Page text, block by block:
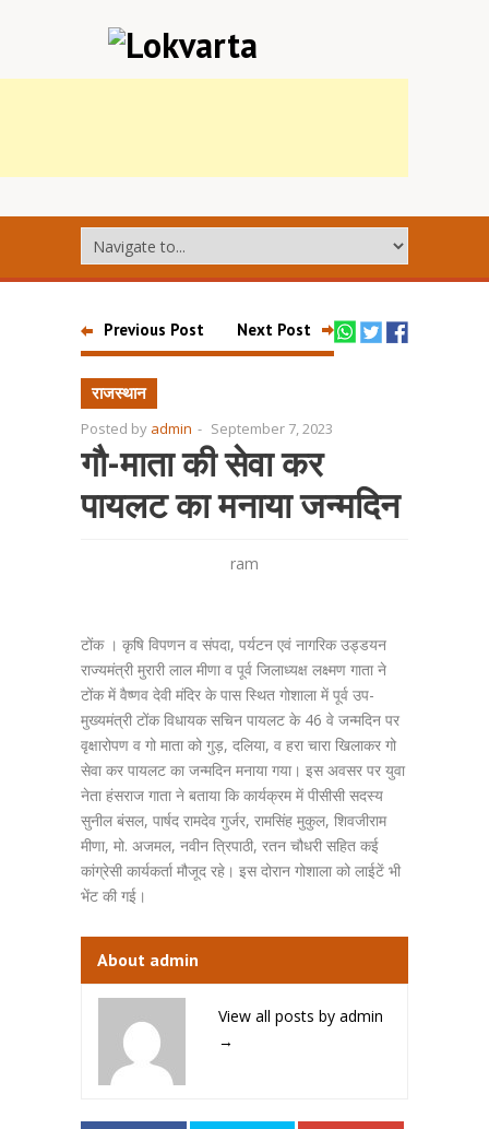
Previous Post Next Post
राजस्थान
Posted by admin - September 7, 2023
गौ-माता की सेवा कर
पायलट का मनाया जन्मदिन
ram
टोंक । कृषि विपणन व संपदा, पर्यटन एवं नागरिक उड्डयन
राज्यमंत्री मुरारी लाल मीणा व पूर्व जिलाध्यक्ष लक्ष्मण गाता ने
टोंक में वैष्णव देवी मंदिर के पास स्थित गोशाला में पूर्व उप-
मुख्यमंत्री टोंक विधायक सचिन पायलट के 46 वे जन्मदिन पर
वृक्षारोपण व गो माता को गुड़, दलिया, व हरा चारा खिलाकर गो
सेवा कर पायलट का जन्मदिन मनाया गया। इस अवसर पर युवा
नेता हंसराज गाता ने बताया कि कार्यक्रम में पीसीसी सदस्य
सुनील बंसल, पार्षद रामदेव गुर्जर, रामसिंह मुकुल, शिवजीराम
मीणा, मो. अजमल, नवीन त्रिपाठी, रतन चौधरी सहित कई
कांग्रेसी कार्यकर्ता मौजूद रहे। इस दोरान गोशाला को लाईटें भी
भेंट की गई।
About admin
View all posts by admin
→